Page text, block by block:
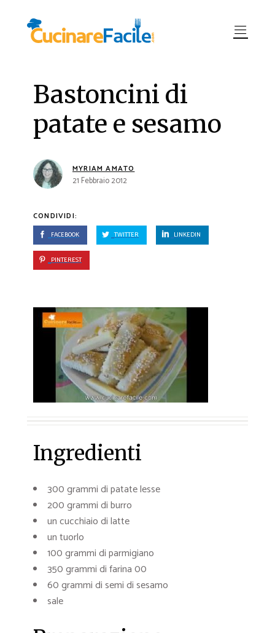
Bastoncini di
patate e sesamo
MYRIAM AMATO
21 Febbraio 2012
CONDIVIDI:
FACEBOOK TWITTER LINKEDIN
PINTEREST
Ingredienti
300 grammi di patate lesse
200 grammi di burro
un cucchiaio di latte
un tuorlo
100 grammi di parmigiano
350 grammi di farina 00
60 grammi di semi di sesamo
sale